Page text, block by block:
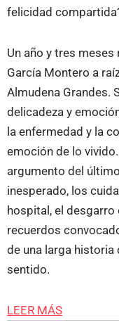
felicidad
Un año y tres
García Montero a
Almudena Grandes.
delicadeza y
la enfermedad y la
emoción de lo
argumento del
inesperado, los
hospital, el desgarro
recuerdos
de una larga
sentido.
LEER MÁS